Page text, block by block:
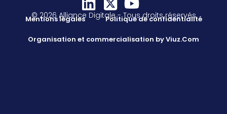
© 2026 Alliance Digitale - Tous droits réservés
Mentions légales Politique de confidentialité
Organisation et commercialisation by Viuz.Com